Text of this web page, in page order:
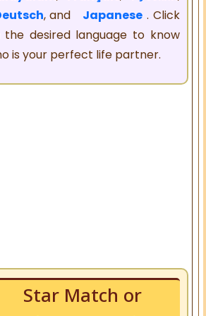
, and Japanese . Click
the desired language to know
is your perfect life partner.
Star Match or